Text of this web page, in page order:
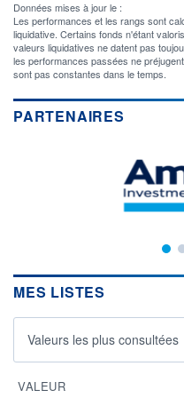
Données mises à jour le :
Les performances et les rangs sont
liquidative. Certains fonds n'étant
valeurs liquidatives ne datent pas
les performances passées ne
sont pas constantes dans le temps.
PARTENAIRES
MES LISTES
Valeurs les plus consultées
VALEUR